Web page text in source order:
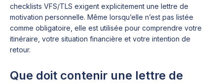
checklists VFS/TLS exigent explicitement une lettre de
motivation personnelle. Même lorsqu’elle n’est pas listée
comme obligatoire, elle est utilisée pour comprendre votre
itinéraire, votre situation financière et votre intention de
retour.
Que doit contenir une lettre de